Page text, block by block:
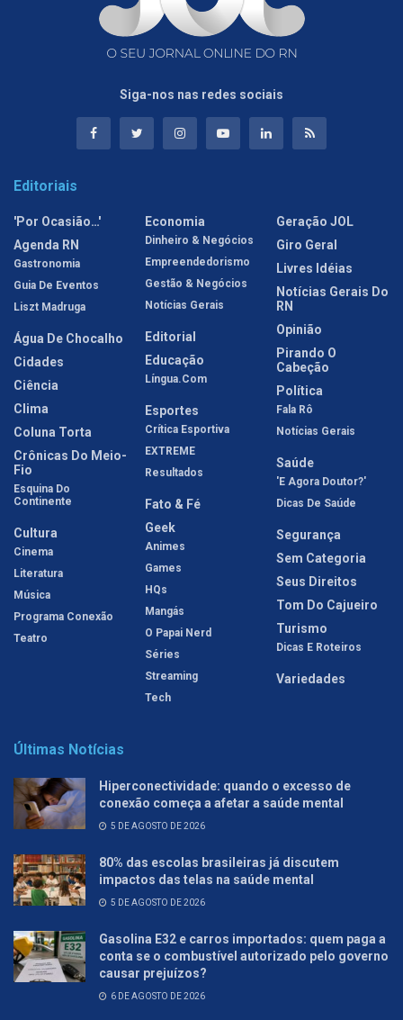
Siga-nos nas redes sociais
Editoriais
'Por Ocasião…'
Agenda RN
Gastronomia
Guia De Eventos
Liszt Madruga
Água De Chocalho
Cidades
Ciência
Clima
Coluna Torta
Crônicas Do Meio-
Fio
Esquina Do
Continente
Cultura
Cinema
Literatura
Música
Programa Conexão
Teatro
Economia
Dinheiro & Negócios
Empreendedorismo
Gestão & Negócios
Notícias Gerais
Editorial
Educação
Língua.com
Esportes
Crítica Esportiva
EXTREME
Resultados
Fato & Fé
Geek
Animes
Games
HQs
Mangás
O Papai Nerd
Séries
Streaming
Tech
Geração JOL
Giro Geral
Livres Idéias
Notícias Gerais Do
RN
Opinião
Pirando O
Cabeção
Política
Fala Rô
Notícias Gerais
Saúde
'E Agora Doutor?'
Dicas De Saúde
Segurança
Sem Categoria
Seus Direitos
Tom Do Cajueiro
Turismo
Dicas E Roteiros
Variedades
Últimas Notícias
Hiperconectividade: quando o excesso de
conexão começa a afetar a saúde mental
5 DE AGOSTO DE 2026
80% das escolas brasileiras já discutem
impactos das telas na saúde mental
5 DE AGOSTO DE 2026
Gasolina E32 e carros importados: quem paga a
conta se o combustível autorizado pelo governo
causar prejuízos?
6 DE AGOSTO DE 2026